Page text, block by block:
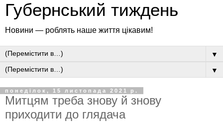
Губернський тиждень
Новини — роблять наше життя цікавим!
▼
▼
понеділок, 15 листопада 2021 р.
Митцям треба знову й знову
приходити до глядача